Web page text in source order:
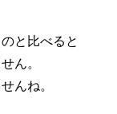
と比べると
ん。
んね。